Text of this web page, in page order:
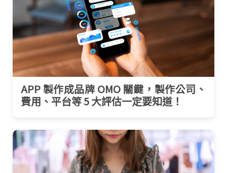
APP 製作成品牌 OMO 關鍵，製作公司、
費用、平台等 5 大評估一定要知道！